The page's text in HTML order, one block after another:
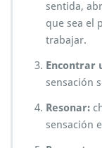
sentida,
que sea el
trabajar.
Encontrar
sensación
Resonar:
sensación